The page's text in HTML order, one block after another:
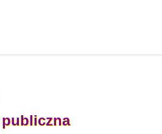
publiczna